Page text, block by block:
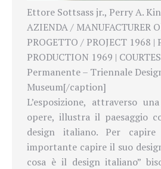
Ettore Sottsass jr., Perry A.
AZIENDA / MANUFACTURER
PROGETTO / PROJECT 1968 |
PRODUCTION 1969 |
Permanente – Triennale
Museum[/caption]
L’esposizione, attraverso
opere, illustra il paesaggio
design italiano. Per
importante capire il suo
cosa è il design italiano”